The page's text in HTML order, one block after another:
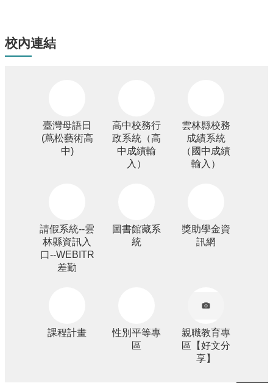
校內連結
臺灣母語日
(蔦松藝術高
中)
高中校務行
政系統（高
中成績輸
入）
雲林縣校務
成績系統
（國中成績
輸入）
請假系統--雲
林縣資訊入
口--WEBITR
差勤
圖書館藏系
統
獎助學金資
訊網
課程計畫
性別平等專
區
親職教育專
區【好文分
享】